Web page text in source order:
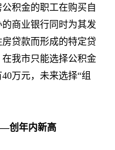
积金的职工在购买自
商业银行同时为其发
贷款而形成的特定贷
我市只能选择公积金
万元，未来选择“组
创年内新高